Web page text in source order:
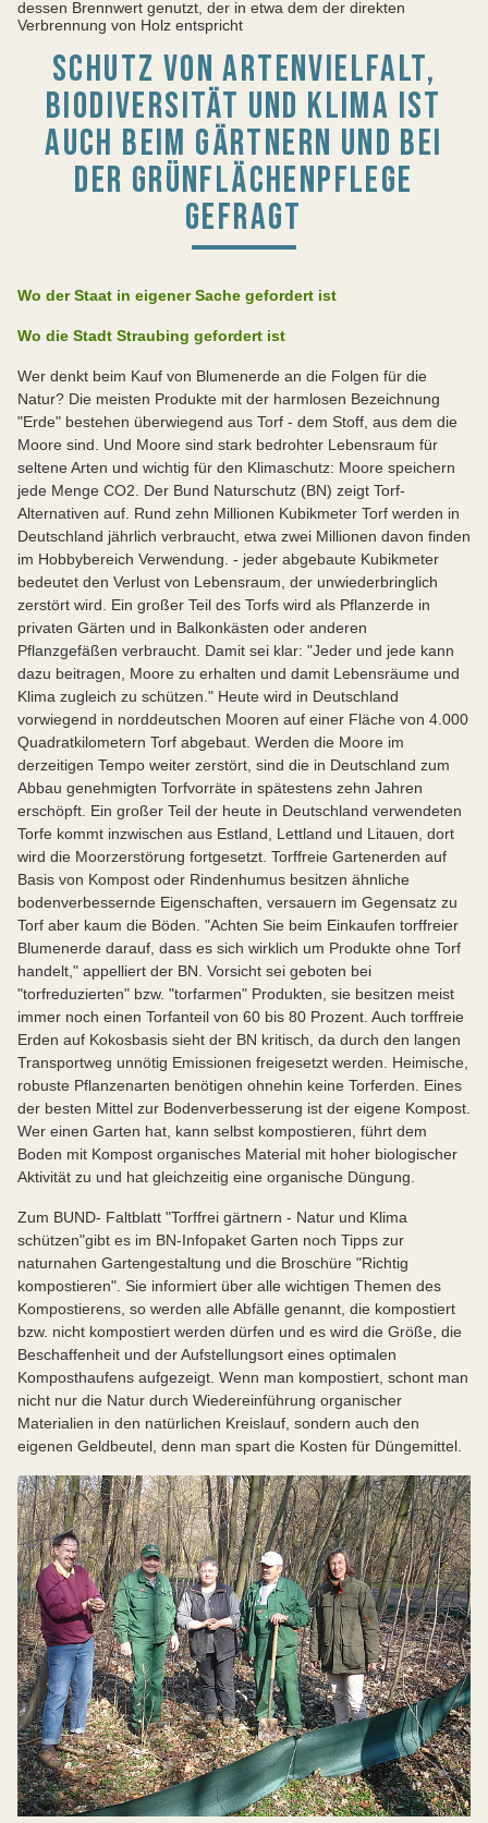
dessen Brennwert genutzt, der in etwa dem der direkten
Verbrennung von Holz entspricht
SCHUTZ VON ARTENVIELFALT,
BIODIVERSITÄT UND KLIMA IST
AUCH BEIM GÄRTNERN UND BEI
DER GRÜNFLÄCHENPFLEGE
GEFRAGT
Wo der Staat in eigener Sache gefordert ist
Wo die Stadt Straubing gefordert ist
Wer denkt beim Kauf von Blumenerde an die Folgen für die
Natur? Die meisten Produkte mit der harmlosen Bezeichnung
"Erde" bestehen überwiegend aus Torf - dem Stoff, aus dem die
Moore sind. Und Moore sind stark bedrohter Lebensraum für
seltene Arten und wichtig für den Klimaschutz: Moore speichern
jede Menge CO2. Der Bund Naturschutz (BN) zeigt Torf-
Alternativen auf. Rund zehn Millionen Kubikmeter Torf werden in
Deutschland jährlich verbraucht, etwa zwei Millionen davon finden
im Hobbybereich Verwendung. - jeder abgebaute Kubikmeter
bedeutet den Verlust von Lebensraum, der unwiederbringlich
zerstört wird. Ein großer Teil des Torfs wird als Pflanzerde in
privaten Gärten und in Balkonkästen oder anderen
Pflanzgefäßen verbraucht. Damit sei klar: "Jeder und jede kann
dazu beitragen, Moore zu erhalten und damit Lebensräume und
Klima zugleich zu schützen." Heute wird in Deutschland
vorwiegend in norddeutschen Mooren auf einer Fläche von 4.000
Quadratkilometern Torf abgebaut. Werden die Moore im
derzeitigen Tempo weiter zerstört, sind die in Deutschland zum
Abbau genehmigten Torfvorräte in spätestens zehn Jahren
erschöpft. Ein großer Teil der heute in Deutschland verwendeten
Torfe kommt inzwischen aus Estland, Lettland und Litauen, dort
wird die Moorzerstörung fortgesetzt. Torffreie Gartenerden auf
Basis von Kompost oder Rindenhumus besitzen ähnliche
bodenverbessernde Eigenschaften, versauern im Gegensatz zu
Torf aber kaum die Böden. "Achten Sie beim Einkaufen torffreier
Blumenerde darauf, dass es sich wirklich um Produkte ohne Torf
handelt," appelliert der BN. Vorsicht sei geboten bei
"torfreduzierten" bzw. "torfarmen" Produkten, sie besitzen meist
immer noch einen Torfanteil von 60 bis 80 Prozent. Auch torffreie
Erden auf Kokosbasis sieht der BN kritisch, da durch den langen
Transportweg unnötig Emissionen freigesetzt werden. Heimische,
robuste Pflanzenarten benötigen ohnehin keine Torferden. Eines
der besten Mittel zur Bodenverbesserung ist der eigene Kompost.
Wer einen Garten hat, kann selbst kompostieren, führt dem
Boden mit Kompost organisches Material mit hoher biologischer
Aktivität zu und hat gleichzeitig eine organische Düngung.
Zum BUND- Faltblatt "Torffrei gärtnern - Natur und Klima
schützen"gibt es im BN-Infopaket Garten noch Tipps zur
naturnahen Gartengestaltung und die Broschüre "Richtig
kompostieren". Sie informiert über alle wichtigen Themen des
Kompostierens, so werden alle Abfälle genannt, die kompostiert
bzw. nicht kompostiert werden dürfen und es wird die Größe, die
Beschaffenheit und der Aufstellungsort eines optimalen
Komposthaufens aufgezeigt. Wenn man kompostiert, schont man
nicht nur die Natur durch Wiedereinführung organischer
Materialien in den natürlichen Kreislauf, sondern auch den
eigenen Geldbeutel, denn man spart die Kosten für Düngemittel.